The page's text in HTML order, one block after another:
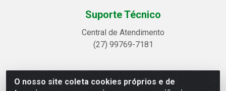
O nosso site coleta cookies próprios e de
Suporte Técnico
Central de Atendimento
(27) 99769-7181
Linhavix Distribuidora LTDA - Avenida Alegre, 2521 -